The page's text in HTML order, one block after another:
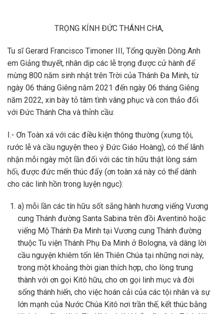
TRỌNG KÍNH ĐỨC THÁNH CHA,
Tu sĩ Gerard Francisco Timoner III, Tổng quyền Dòng Anh
em Giảng thuyết, nhân dịp các lễ trọng được cử hành để
mừng 800 năm sinh nhật trên Trời của Thánh Đa Minh, từ
ngày 06 tháng Giêng năm 2021 đến ngày 06 tháng Giêng
năm 2022, xin bày tỏ tâm tình vâng phục và con thảo đối
với Đức Thánh Cha và thỉnh cầu:
I.- Ơn Toàn xá với các điều kiện thông thường (xưng tội,
rước lễ và cầu nguyện theo ý Đức Giáo Hoàng), có thể lãnh
nhận mỗi ngày một lần đối với các tín hữu thật lòng sám
hối, được đức mến thúc đẩy (ơn toàn xá này có thể dành
cho các linh hồn trong luyện ngục):
a) mỗi lần các tín hữu sốt sắng hành hương viếng Vương
cung Thánh đường Santa Sabina trên đồi Aventinô hoặc
viếng Mộ Thánh Đa Minh tại Vương cung Thánh đường
thuộc Tu viện Thánh Phụ Đa Minh ở Bologna, và dâng lời
cầu nguyện khiêm tốn lên Thiên Chúa tại những nơi này,
trong một khoảng thời gian thích hợp, cho lòng trung
thành với ơn gọi Kitô hữu, cho ơn gọi linh mục và đời
sống thánh hiến, cho việc hoán cải của các tội nhân và sự
lớn mạnh của Nước Chúa Kitô nơi trần thế, kết thúc bằng